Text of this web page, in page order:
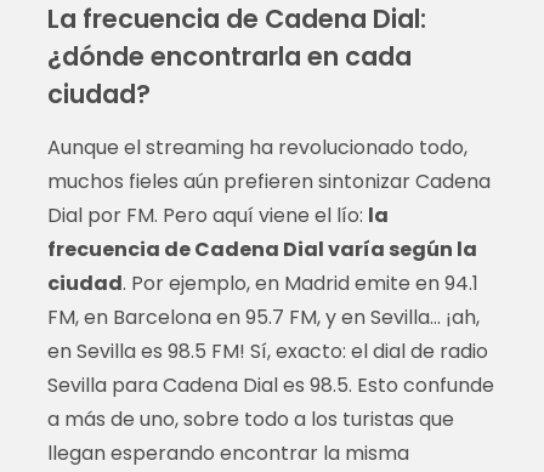
La frecuencia de Cadena Dial:
¿dónde encontrarla en cada
ciudad?
Aunque el streaming ha revolucionado todo,
muchos fieles aún prefieren sintonizar Cadena
Dial por FM. Pero aquí viene el lío: la
frecuencia de Cadena Dial varía según la
ciudad. Por ejemplo, en Madrid emite en 94.1
FM, en Barcelona en 95.7 FM, y en Sevilla… ¡ah,
en Sevilla es 98.5 FM! Sí, exacto: el dial de radio
Sevilla para Cadena Dial es 98.5. Esto confunde
a más de uno, sobre todo a los turistas que
llegan esperando encontrar la misma